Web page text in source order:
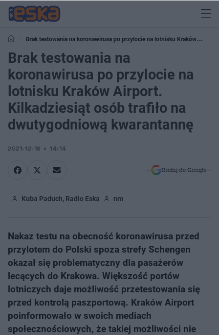
Brak testowania na koronawirusa po przylocie na lotnisku Kraków
Airport. Kilkadziesiąt osób trafiło na dwutygodniową kwarantannę
Brak testowania na
koronawirusa po przylocie na
lotnisku Kraków Airport.
Kilkadziesiąt osób trafiło na
dwutygodniową kwarantannę
2021-12-16 14:14
Dodaj do Google
Kuba Paduch, Radio Eska nm
Nakaz testu na obecność koronawirusa przed
przylotem do Polski spoza strefy Schengen
okazał się problematyczny dla pasażerów
lecących do Krakowa. Większość portów
lotniczych daje możliwość przetestowania się
przed kontrolą paszportową. Kraków Airport
poinformowało w swoich mediach
społecznościowych, że takiej możliwości nie